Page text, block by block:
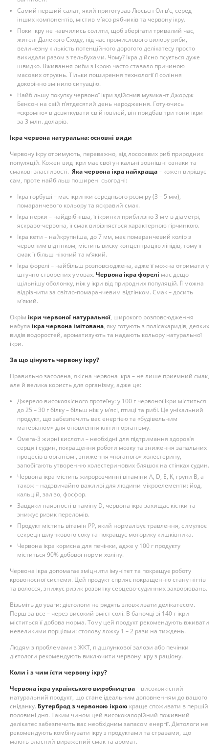
Самий перший салат, який приготував Люсьєн Олів’є, серед
інших компонентів, містив м’ясо рябчиків та червону ікру.
Поки ікру не навчились солити, щоб зберігати тривалий час,
жителі Далекого Сходу, під час промислового вилову риби,
величезну кількість потенційного дорогого делікатесу просто
викидали разом з тельбухами. Чому? Ікра дійсно псується дуже
швидко. Вживання риби з ікрою часто ставало причиною
масових отруєнь. Тільки поширення технології її соління
докорінно змінило ситуацію.
Найбільшу покупку червоної ікри здійснив музикант Джордж
Бенсон на свій п’ятдесятий день народження. Готуючись
«скромно» відсвяткувати свій ювілей, він придбав три тони ікри
за 3 млн. доларів.
Ікра червона натуральна: основні види
Червону ікру отримують, переважно, від лососевих риб природних
популяцій. Кожен вид ікри має свої унікальні зовнішні ознаки та
смакові властивості. Яка червона ікра найкраща– кожен вирішує
сам, проте найбільш поширені сьогодні:
Ікра горбуші – має ікринки середнього розміру (3 – 5 мм),
помаранчевого кольору та яскравий смак.
Ікра нерки – найдрібніша, її ікринки приблизно 3 мм в діаметрі,
яскраво-червона, її смак вирізняється характерною гірчинкою.
Ікра кети – найкрупніша, до 7 мм, має помаранчевий колір з
червоним відтінком, містить виску концентрацію ліпідів, тому її
смак її більш ніжний та м’який.
Ікра форелі – найбільш розповсюджена, адже її можна отримати у
штучно створених умовах. Червона ікра форелі має дещо
щільнішу оболонку, ніж у ікри від природних популяцій. Її можна
відрізнити за світло-помаранчевим відтінком. Смак – досить
м’який.
Окрім ікри червоної натуральної, широкого розповсюдження
набула ікра червона імітована, яку готують з полісахаридів, деяких
видів водоростей, ароматизують та надають кольору натуральної
ікри.
За що цінують червону ікру?
Правильно засолена, якісна червона ікра – не лише приємний смак,
але й велика користь для організму, адже це:
Джерело високоякісного протеїну: у 100 г червоної ікри міститься
до 25 – 30 г білку – більш ніж у м’ясі, птиці та рибі. Це унікальний
продукт, що забезпечить вас енергією та «будівельним
матеріалом» для оновлення клітин організму.
Омега-3 жирні кислоти – необхідні для підтримання здоров’я
серця і судин, покращення роботи мозку та зниження запальних
процесів в організмі, зниження «поганого» холестерину,
запобігають утворенню холестеринових бляшок на стінках судин.
Червона ікра містить жиророзчинні вітаміни A, D, E, K, групи B, а
також – надзвичайно важливі для людини мікроелементи: йод,
кальцій, залізо, фосфор.
Завдяки наявності вітаміну D, червона ікра захищає кістки та
знижує ризик переломів.
Продукт містить вітамін PP, який нормалізує травлення, симулює
секреції шлункового соку та покращує моторику кишківника.
Червона ікра корисна для печінки, адже у 100 г продукту
міститься 90% добової норми холіну.
Червона ікра допомагає зміцнити імунітет та покращує роботу
кровоносної системи. Цей продукт сприяє покращенню стану нігтів
та волосся, знижує ризик розвитку серцево-судинних захворювань.
Візьміть до уваги: дієтологи не рядять зловживати делікатесом.
Перш за все – через високий вміст солі. В баночці зі 140 г ікри
міститься її добова норма. Тому цей продукт рекомендують вживати
невеликими порціями: столову ложку 1 – 2 рази на тиждень.
Людям з проблемами з ЖКТ, підшлункової залози або печінки
дієтологи рекомендують виключити червону ікру з раціону.
Коли і з чим їсти червону ікру?
Червона ікра українського виробництва– високоякісний
натуральний продукт, що стане ідеальним доповненням до вашого
сніданку. Бутерброд з червоною ікрою краще споживати в першій
половині дня. Таким чином цей висококалорійний поживний
делікатес забезпечить вас необхідним запасом енергії. Дієтологи не
рекомендують комбінувати ікру з продуктами та стравами, що
мають власний виражений смак та аромат.